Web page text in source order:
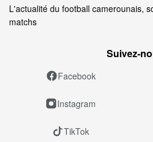
L'actualité du football camerounais,
matchs
Facebook
Instagram
TikTok